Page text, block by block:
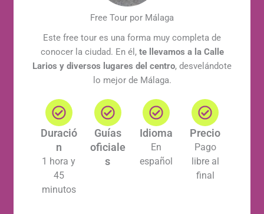
Free Tour por Málaga
Este free tour es una forma muy completa de
conocer la ciudad. En él, te llevamos a la Calle
Larios y diversos lugares del centro, desvelándote
lo mejor de Málaga.
Duració
n
1 hora y
45
minutos
Guías
oficiale
s
Idioma
En
español
Precio
Pago
libre al
final